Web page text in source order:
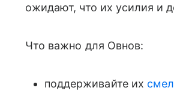
ожидают, что их усилия и
Что важно для Овнов:
поддерживайте их